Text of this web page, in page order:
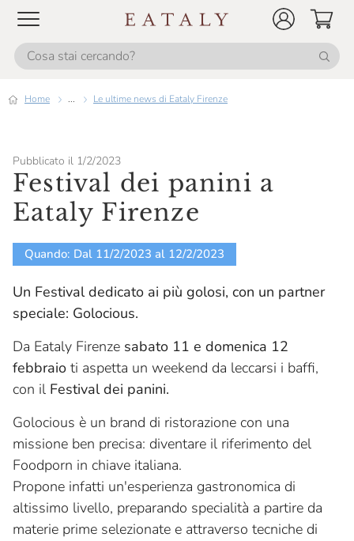
Home ... Le ultime news di Eataly Firenze
Pubblicato il 1/2/2023
Festival dei panini a
Eataly Firenze
Quando: Dal 11/2/2023 al 12/2/2023
Un Festival dedicato ai più golosi, con un partner
speciale: Golocious.
Da Eataly Firenze sabato 11 e domenica 12
febbraio ti aspetta un weekend da leccarsi i baffi,
con il Festival dei panini.
Golocious è un brand di ristorazione con una
missione ben precisa: diventare il riferimento del
Foodporn in chiave italiana.
Propone infatti un'esperienza gastronomica di
altissimo livello, preparando specialità a partire da
materie prime selezionate e attraverso tecniche di